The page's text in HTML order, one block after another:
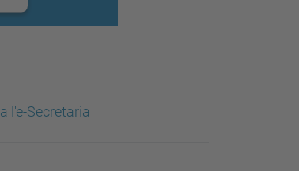
a l'e-Secretaria